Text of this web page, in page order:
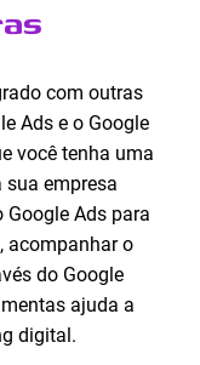
com outras
Ads e o Google
você tenha uma
empresa
Google Ads para
acompanhar o
do Google
ajuda a
digital.